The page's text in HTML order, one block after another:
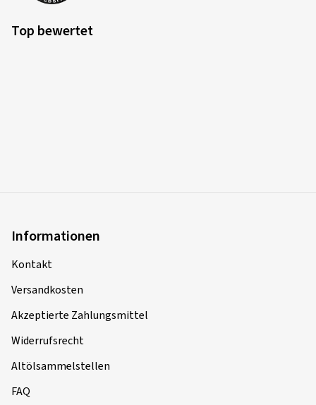
Top bewertet
Informationen
Kontakt
Versandkosten
Akzeptierte Zahlungsmittel
Widerrufsrecht
Altölsammelstellen
FAQ